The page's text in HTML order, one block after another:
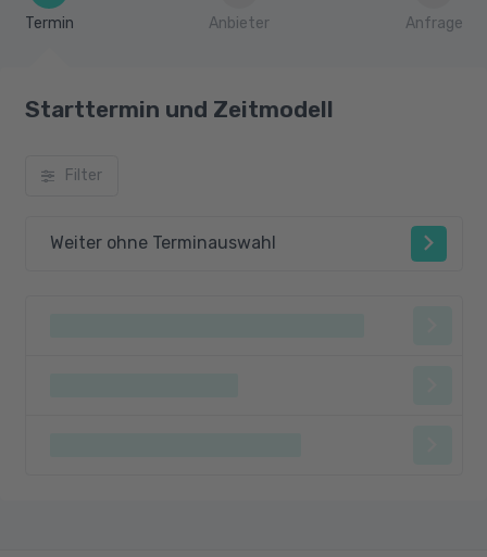
Termin Anbieter Anfrage
Starttermin und Zeitmodell
Filter
Weiter ohne Terminauswahl